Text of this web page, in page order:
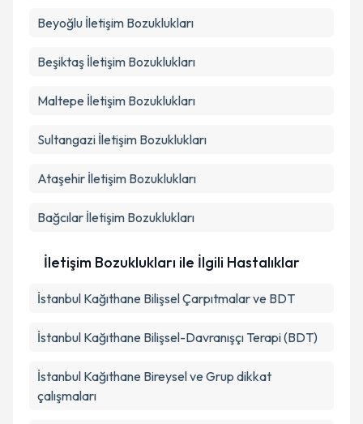
Beyoğlu İletişim Bozuklukları
Beşiktaş İletişim Bozuklukları
Maltepe İletişim Bozuklukları
Sultangazi İletişim Bozuklukları
Ataşehir İletişim Bozuklukları
Bağcılar İletişim Bozuklukları
İletişim Bozuklukları ile İlgili Hastalıklar
İstanbul Kağıthane Bilişsel Çarpıtmalar ve BDT
İstanbul Kağıthane Bilişsel-Davranışçı Terapi (BDT)
İstanbul Kağıthane Bireysel ve Grup dikkat
çalışmaları